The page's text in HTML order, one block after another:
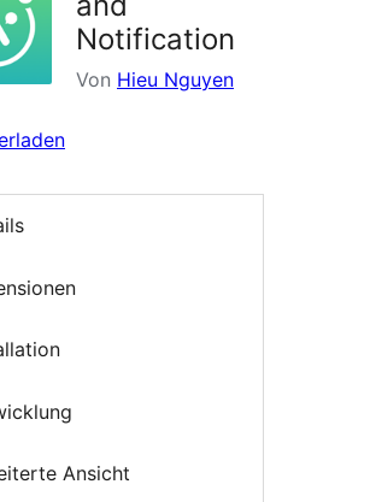
Notification
Von Hieu Nguyen
Ansicht